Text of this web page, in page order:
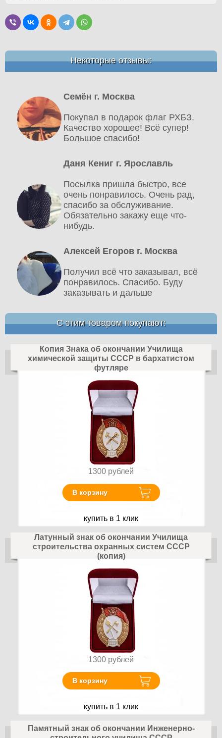
Некоторые отзывы:
Семён г. Москва
Покупал в подарок флаг РХБЗ.
Качество хорошее! Всё супер!
Большое спасибо!
Даня Кениг г. Ярославль
Посылка пришла быстро, все
очень понравилось. Очень рад,
спасибо за обслуживание.
Обязательно закажу еще что-
нибудь.
Алексей Егоров г. Москва
Получил всё что заказывал, всё
понравилось. Спасибо. Буду
заказывать и дальше
С этим товаром покупают:
Копия Знака об окончании Училища
химической защиты СССР в бархатистом
футляре
1300 рублей
В корзину
купить в 1 клик
Латунный знак об окончании Училища
строительства охранных систем СССР
(копия)
1300 рублей
В корзину
купить в 1 клик
Памятный знак об окончании Инженерно-